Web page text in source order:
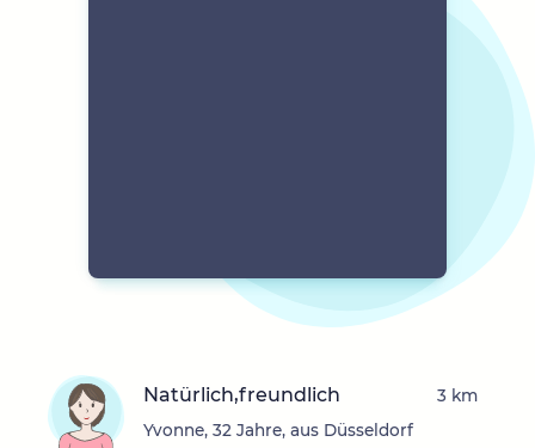
Natürlich,freundlich
Yvonne, 32 Jahre, aus Düsseldorf
3 km